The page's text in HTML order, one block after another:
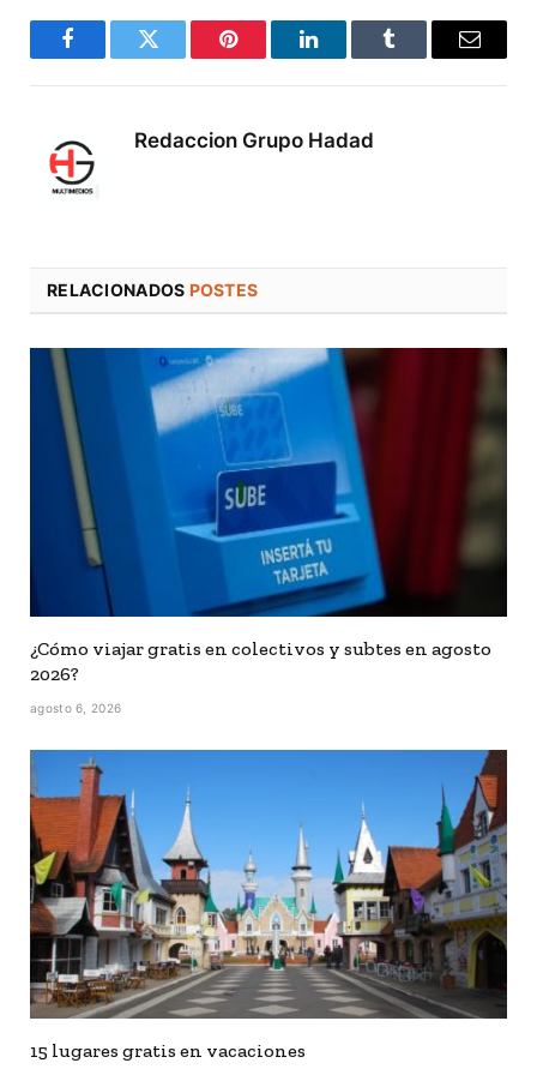
FacebookTwitter Pinterest LinkedInTumblr
Correo
Redaccion Grupo Hadad
RELACIONADOS POSTES
¿Cómo viajar gratis en colectivos y subtes en agosto
2026?
agosto 6, 2026
15 lugares gratis en vacaciones